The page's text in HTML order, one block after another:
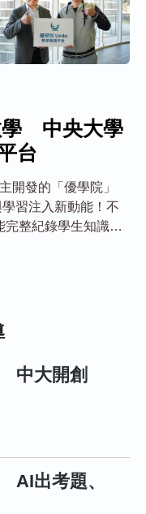
學 中央大學
台
開發的「優學院」
習注入新動能！不
整紀錄學生知識成
院」
中大開創
AI出考題、